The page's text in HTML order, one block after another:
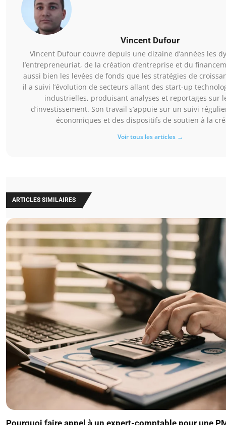
Vincent Dufour
Vincent Dufour couvre depuis une dizaine d’années les
l’entrepreneuriat, de la création d’entreprise et du
aussi bien les levées de fonds que les stratégies de
il a suivi l’évolution de secteurs allant des start-up
industrielles, produisant analyses et reportages sur
d’investissement. Son travail s’appuie sur un suivi
économiques et des dispositifs de soutien à la
Voir tous les articles →
ARTICLES SIMILAIRES
Pourquoi faire appel à un expert-comptable pour une